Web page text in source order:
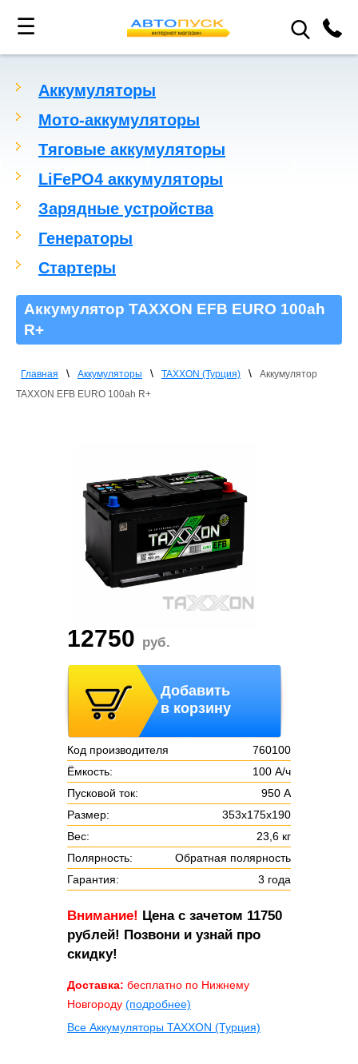
☰
Аккумуляторы
Мото-аккумуляторы
Тяговые аккумуляторы
LiFePO4 аккумуляторы
Зарядные устройства
Генераторы
Стартеры
Аккумулятор TAXXON EFB EURO 100ah
R+
Главная \ Аккумуляторы \ TAXXON (Турция) \
Аккумулятор
TAXXON EFB EURO 100ah R+
12750 руб.
Добавить
в корзину
Код производителя
760100
Ёмкость:
100 А/ч
Пусковой ток:
950 А
Размер:
353х175х190
Вес:
23,6 кг
Полярность:
Обратная полярность
Гарантия:
3 года
Внимание! Цена с зачетом 11750
рублей! Позвони и узнай про
скидку!
Доставка: бесплатно по Нижнему
Новгороду (подробнее)
Все Аккумуляторы TAXXON (Турция)